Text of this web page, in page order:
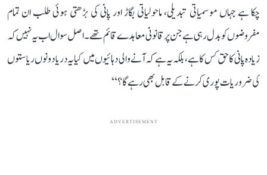
چکا ہے جہاں موسمیاتی تبدیلی، ماحولیاتی بگاڑ اور پانی کی بڑھتی ہوئی طلب ان تمام
مفروضوں کو بدل رہی ہے جن پر قانونی معاہدے قائم تھے۔ اصل سوال اب یہ نہیں کہ
زیادہ پانی کا حق کس کا ہے، بلکہ یہ ہے کہ آنے والی دہائیوں میں کیا یہ دریا دونوں ریاستوں
کی ضروریات پوری کرنے کے قابل بھی رہے گا؟‘‘
ADVERTISEMENT